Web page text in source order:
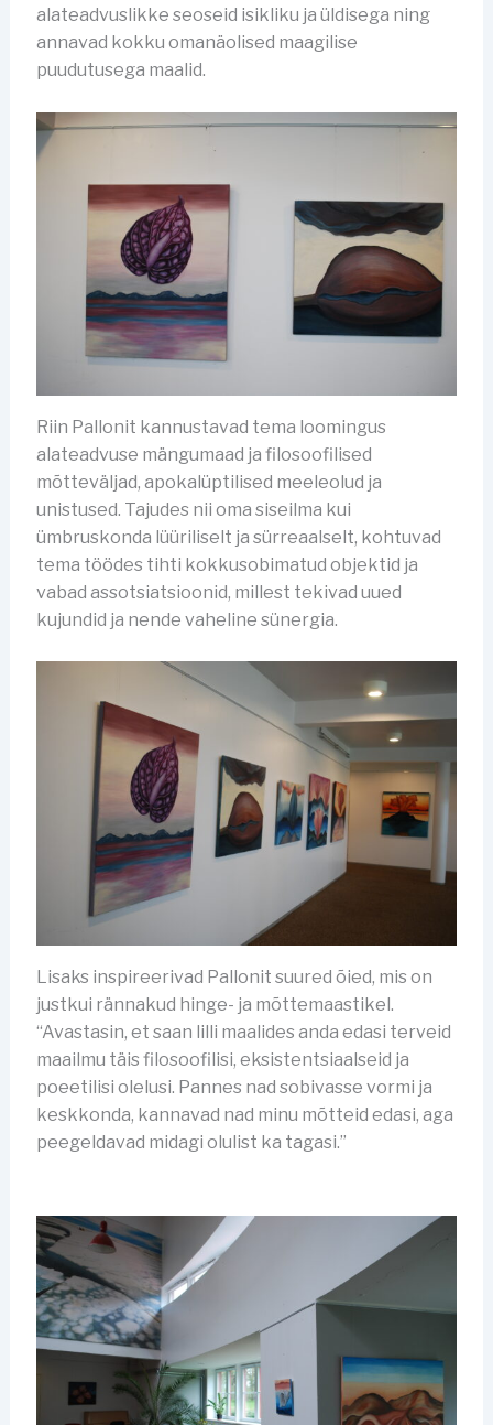
alateadvuslikke seoseid isikliku ja üldisega ning
annavad kokku omanäolised maagilise
puudutusega maalid.
Riin Pallonit kannustavad tema loomingus
alateadvuse mängumaad ja filosoofilised
mõtteväljad, apokalüptilised meeleolud ja
unistused. Tajudes nii oma siseilma kui
ümbruskonda lüüriliselt ja sürreaalselt, kohtuvad
tema töödes tihti kokkusobimatud objektid ja
vabad assotsiatsioonid, millest tekivad uued
kujundid ja nende vaheline sünergia.
Lisaks inspireerivad Pallonit suured õied, mis on
justkui rännakud hinge- ja mõttemaastikel.
“Avastasin, et saan lilli maalides anda edasi terveid
maailmu täis filosoofilisi, eksistentsiaalseid ja
poeetilisi olelusi. Pannes nad sobivasse vormi ja
keskkonda, kannavad nad minu mõtteid edasi, aga
peegeldavad midagi olulist ka tagasi.”